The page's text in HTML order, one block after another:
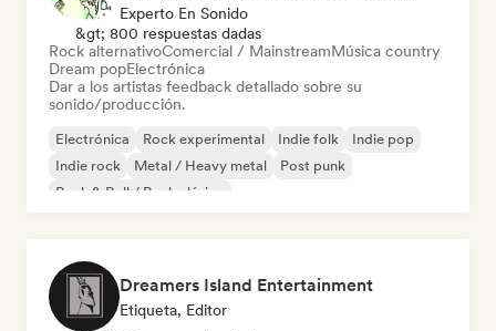
Experto En Sonido
&gt; 800 respuestas dadas
Rock alternativoComercial / MainstreamMúsica country
Dream popElectrónica
Dar a los artistas feedback detallado sobre su
sonido/producción.
Electrónica Rock experimental Indie folk
Indie pop
Indie rock
Metal / Heavy metal
Post punk
Rock & Roll / Rock clásico
Dreamers Island Entertainment
Etiqueta, Editor